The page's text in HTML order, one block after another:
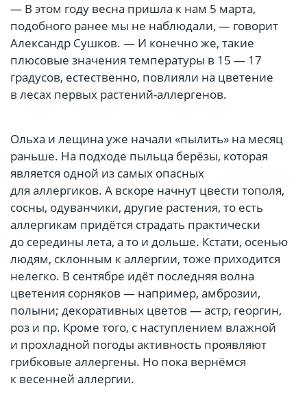
— В этом году весна пришла к нам 5 марта,
подобного ранее мы не наблюдали, — говорит
Александр Сушков. — И конечно же, такие
плюсовые значения температуры в 15 — 17
градусов, естественно, повлияли на цветение
в лесах первых растений-аллергенов.
Ольха и лещина уже начали «пылить» на месяц
раньше. На подходе пыльца берёзы, которая
является одной из самых опасных
для аллергиков. А вскоре начнут цвести тополя,
сосны, одуванчики, другие растения, то есть
аллергикам придётся страдать практически
до середины лета, а то и дольше. Кстати, осенью
людям, склонным к аллергии, тоже приходится
нелегко. В сентябре идёт последняя волна
цветения сорняков — например, амброзии,
полыни; декоративных цветов — астр, георгин,
роз и пр. Кроме того, с наступлением влажной
и прохладной погоды активность проявляют
грибковые аллергены. Но пока вернёмся
к весенней аллергии.